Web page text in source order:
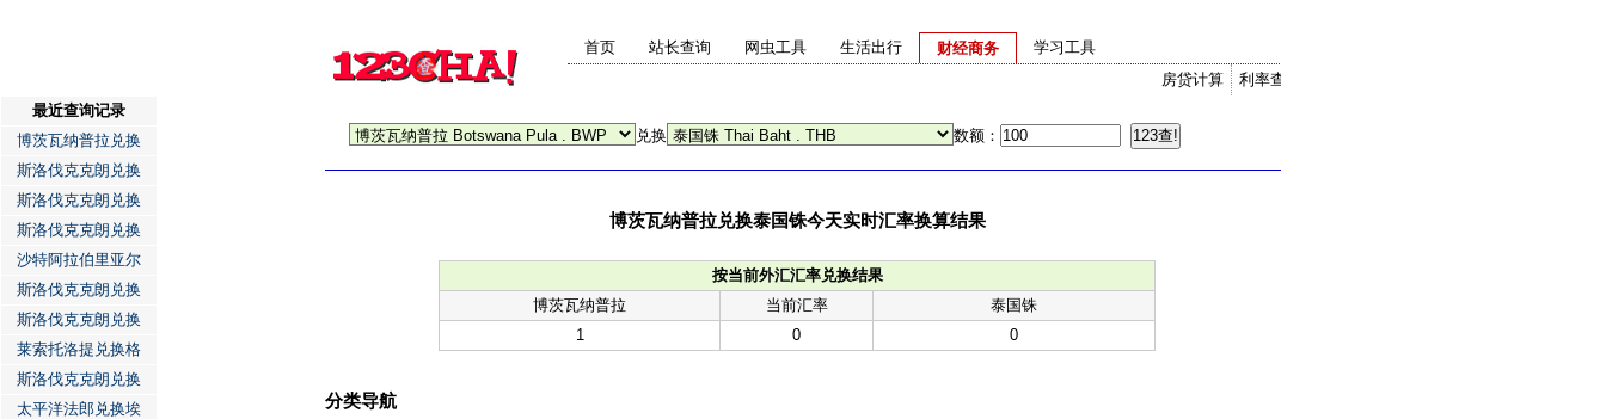
首页 站长查询 网虫工具 生活出行
财经商务
利率查询
房贷计算
学习工具
兑换 数额：
博茨瓦纳普拉兑换泰国铢今天实时汇率换算结果
按当前外汇汇率兑换结果
博茨瓦纳普拉
当前汇率
泰国铢
1
0 0
最近查询记录
博茨瓦纳普拉兑换
斯洛伐克克朗兑换
斯洛伐克克朗兑换
斯洛伐克克朗兑换
沙特阿拉伯里亚尔
斯洛伐克克朗兑换
斯洛伐克克朗兑换
莱索托洛提兑换格
斯洛伐克克朗兑换
太平洋法郎兑换埃
分类导航